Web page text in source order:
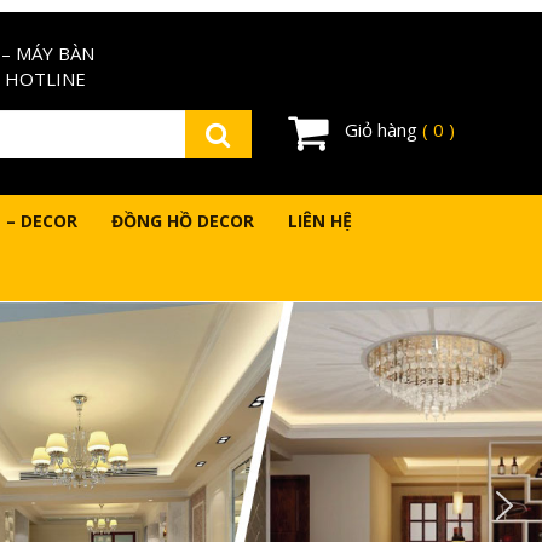
– MÁY BÀN
HOTLINE
Giỏ hàng ( 0 )
DECOR ĐỒNG HỒ DECOR LIÊN HỆ